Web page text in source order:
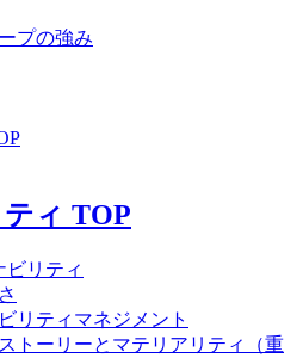
プの強み
ィ TOP
ビリティ
リティマネジメント
トーリーとマテリアリティ（重